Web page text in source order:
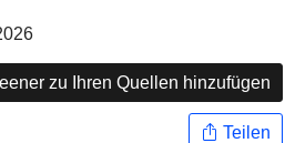
zu Ihren Quellen hinzufügen
Teilen